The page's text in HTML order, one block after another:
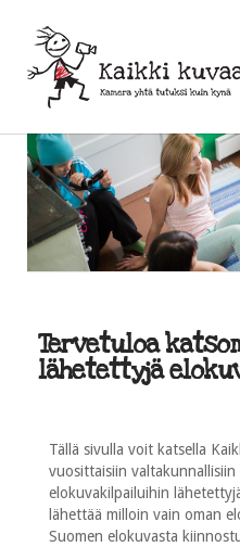
Tervetuloa
lähetettyjä
Tällä sivulla voit katsella
vuosittaisiin valtakunnallisiin
elokuvakilpailuihin
lähettää milloin vain oman
Suomen elokuvasta